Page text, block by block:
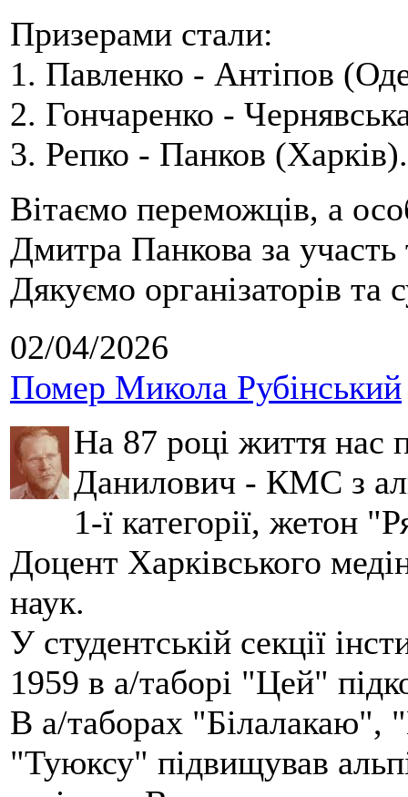
Призерами стали:
1. Павленко - Антіпов
2. Гончаренко -
3. Репко - Панков (Харків).
Вітаємо переможців, а
Дмитра Панкова за
Дякуємо організаторів та
02/04/2026
Помер Микола Рубінський
На 87 році життя нас
Данилович - КМС з
1-ї категорії, жетон
Доцент Харківського
наук.
У студентській секції
1959 в а/таборі "Цей"
В а/таборах "Білалакаю",
"Туюксу" підвищував